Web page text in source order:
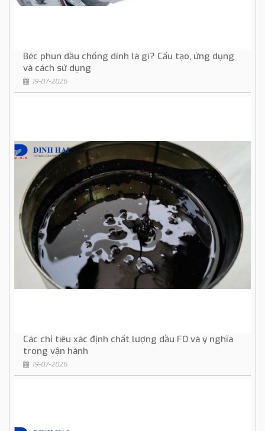
Béc phun dầu chống dính là gì? Cấu tạo, ứng dụng
và cách sử dụng
19-07-2026
Các chỉ tiêu xác định chất lượng dầu FO và ý nghĩa
trong vận hành
19-07-2026